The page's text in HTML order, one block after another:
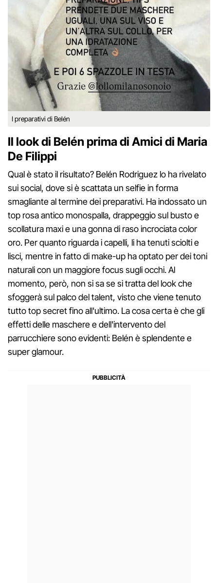
I preparativi di Belén
Il look di Belén prima di Amici di Maria
De Filippi
Qual è stato il risultato? Belén Rodriguez lo ha rivelato
sui social, dove si è scattata un selfie in forma
smagliante al termine dei preparativi. Ha indossato un
top rosa antico monospalla, drappeggio sul busto e
scollatura maxi e una gonna di raso incrociata color
oro. Per quanto riguarda i capelli, li ha tenuti sciolti e
lisci, mentre in fatto di make-up ha optato per dei toni
naturali con un maggiore focus sugli occhi. Al
momento, però, non si sa se si tratta del look che
sfoggerà sul palco del talent, visto che viene tenuto
tutto top secret fino all'ultimo. La cosa certa è che gli
effetti delle maschere e dell'intervento del
parrucchiere sono evidenti: Belén è splendente e
super glamour.